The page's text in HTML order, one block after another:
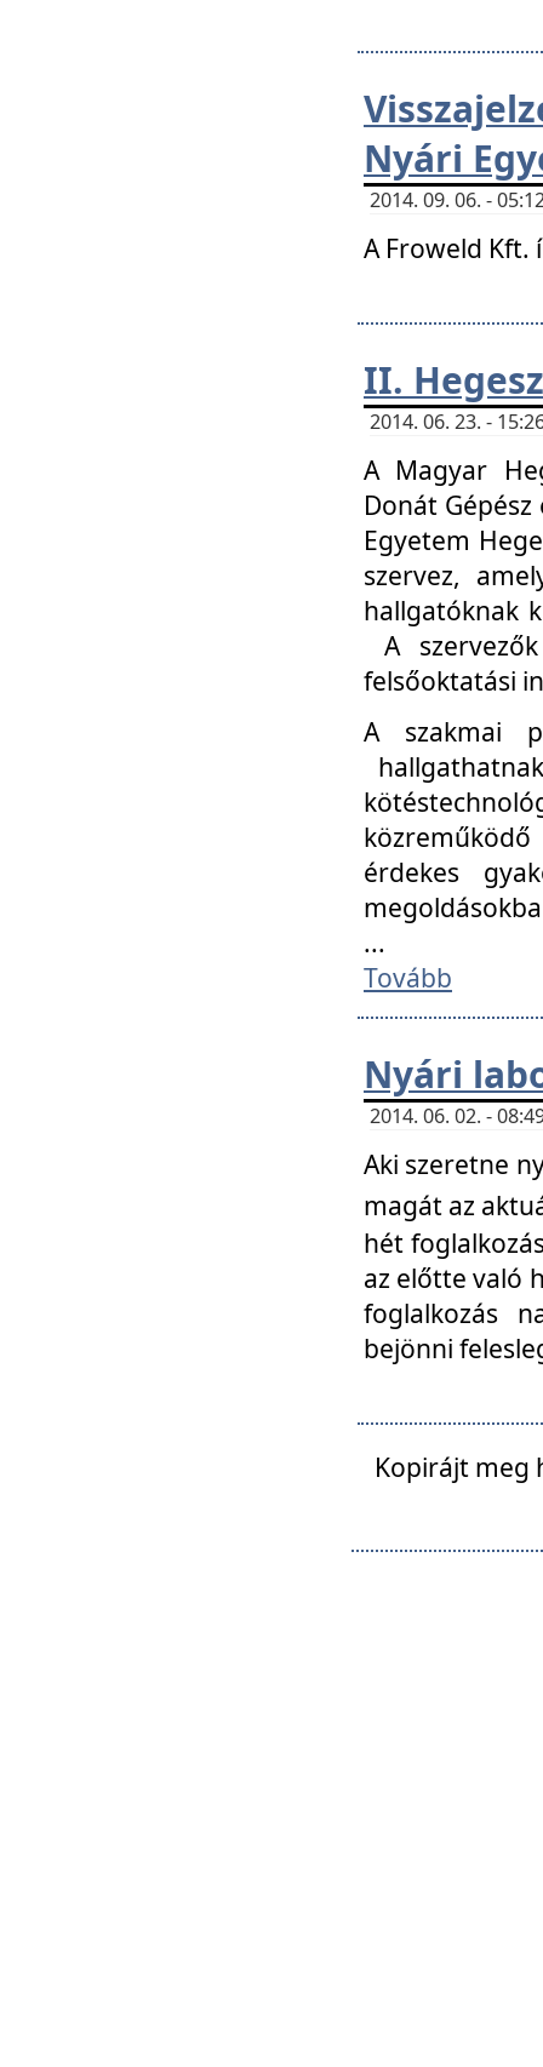
Nyári
2014. 09. 06. -
A Froweld
II.
2014. 06. 23. -
A Magyar
Donát
Egyetem
szervez,
hallgatóknak
A
felsőoktatási
A szakmai
érdekes
...
Tovább
Nyári
2014. 06. 02. -
Aki szeretne
magát az
hét
az előtte való
foglalkozás
bejönni
Kopirájt meg